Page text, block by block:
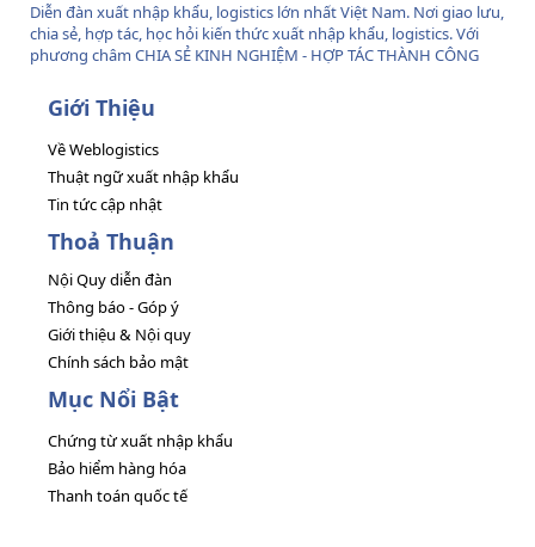
Diễn đàn xuất nhập khẩu, logistics lớn nhất Việt Nam. Nơi giao lưu,
chia sẻ, hợp tác, học hỏi kiến thức xuất nhập khẩu, logistics. Với
phương châm CHIA SẺ KINH NGHIỆM - HỢP TÁC THÀNH CÔNG
Giới Thiệu
Về Weblogistics
Thuật ngữ xuất nhập khẩu
Tin tức cập nhật
Thoả Thuận
Nội Quy diễn đàn
Thông báo - Góp ý
Giới thiệu & Nội quy
Chính sách bảo mật
Mục Nổi Bật
Chứng từ xuất nhập khẩu
Bảo hiểm hàng hóa
Thanh toán quốc tế